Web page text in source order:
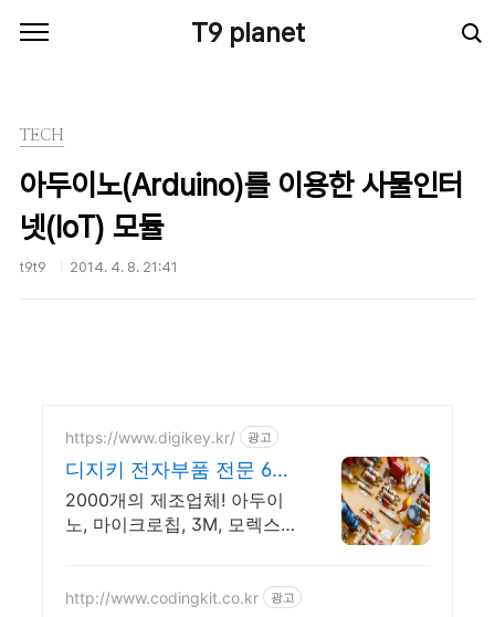
T9 planet
TECH
아두이노(Arduino)를 이용한 사물인터
넷(IoT) 모듈
t9t9 2014. 4. 8. 21:41
https://www.digikey.kr/ 광고
디지키 전자부품 전문 6만
원이상 무료배송,당일발송
2000개의 제조업체! 아두이
노, 마이크로칩, 3M, 모렉스
http://www.codingkit.co.kr 광고